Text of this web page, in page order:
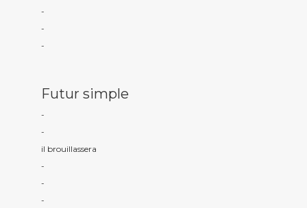
-
-
-
Futur simple
-
-
il brouillassera
-
-
-